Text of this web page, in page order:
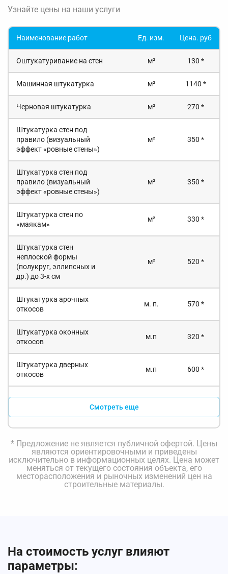
Узнайте цены на наши услуги
Наименование работ Ед. изм. Цена. руб
Оштукатуривание на стен м² 130 *
Машинная штукатурка м² 1140 *
Черновая штукатурка м² 270 *
Штукатурка стен под
правило (визуальный
эффект «ровные стены»)
м² 350 *
Штукатурка стен под
правило (визуальный
эффект «ровные стены»)
м² 350 *
Штукатурка стен по
«маякам»
м² 330 *
Штукатурка стен
неплоской формы
(полукруг, эллипсных и
др.) до 3-х см
м² 520 *
Штукатурка арочных
откосов
м. п. 570 *
Штукатурка оконных
откосов
м.п 320 *
Штукатурка дверных
откосов
м.п 600 *
Смотреть еще
* Предложение не является публичной офертой. Цены
являются ориентировочными и приведены
исключительно в информационных целях. Цена может
меняться от текущего состояния объекта, его
месторасположения и рыночных изменений цен на
строительные материалы.
На стоимость услуг влияют
параметры: